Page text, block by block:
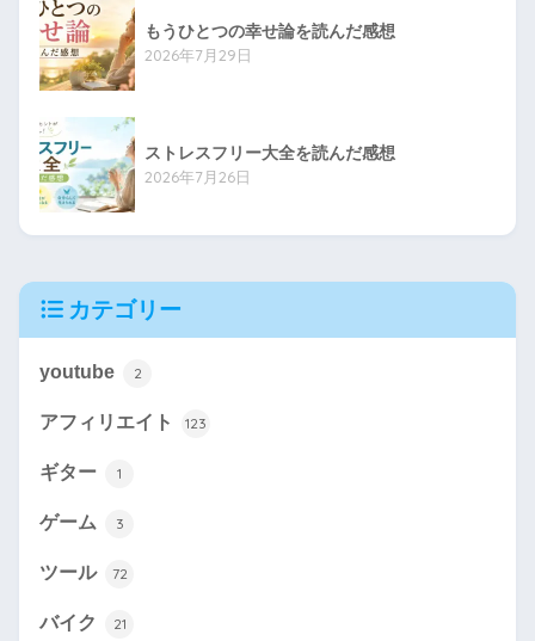
もうひとつの幸せ論を読んだ感想
2026年7月29日
ストレスフリー大全を読んだ感想
2026年7月26日
カテゴリー
youtube 2
アフィリエイト 123
ギター 1
ゲーム 3
ツール 72
バイク 21